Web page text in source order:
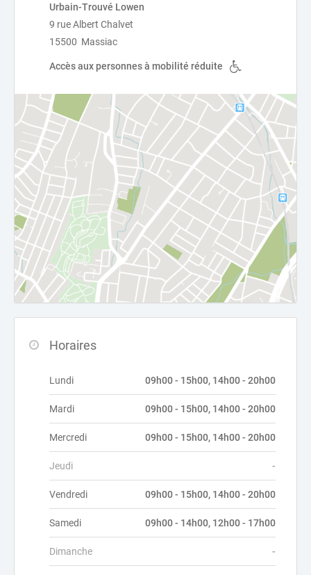
Urbain-Trouvé Lowen
9 rue Albert Chalvet
15500 Massiac
Accès aux personnes à mobilité réduite
Horaires
Lundi 09h00 - 15h00, 14h00 - 20h00
Mardi 09h00 - 15h00, 14h00 - 20h00
Mercredi 09h00 - 15h00, 14h00 - 20h00
Jeudi -
Vendredi 09h00 - 15h00, 14h00 - 20h00
Samedi 09h00 - 14h00, 12h00 - 17h00
Dimanche -